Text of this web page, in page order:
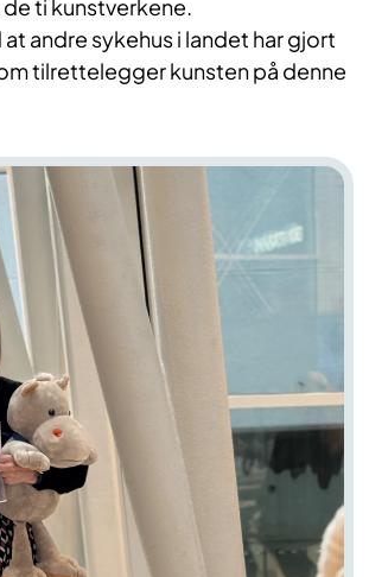
ti kunstverkene.
andre sykehus i landet har gjort
tilrettelegger kunsten på denne